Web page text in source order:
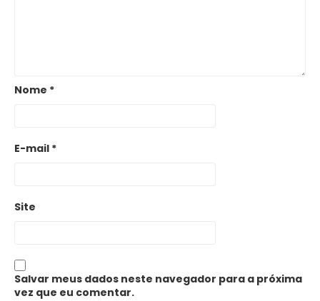
Nome *
E-mail *
Site
Salvar meus dados neste navegador para a próxima
vez que eu comentar.